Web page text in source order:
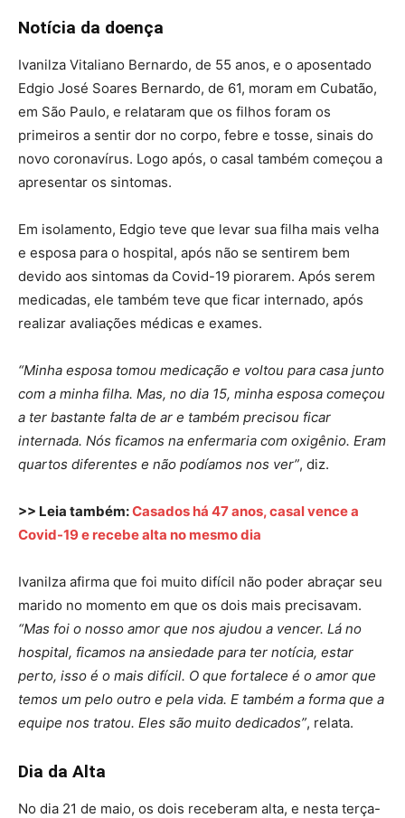
Notícia da doença
Ivanilza Vitaliano Bernardo, de 55 anos, e o aposentado
Edgio José Soares Bernardo, de 61, moram em Cubatão,
em São Paulo, e relataram que os filhos foram os
primeiros a sentir dor no corpo, febre e tosse, sinais do
novo coronavírus. Logo após, o casal também começou a
apresentar os sintomas.
Em isolamento, Edgio teve que levar sua filha mais velha
e esposa para o hospital, após não se sentirem bem
devido aos sintomas da Covid-19 piorarem. Após serem
medicadas, ele também teve que ficar internado, após
realizar avaliações médicas e exames.
“Minha esposa tomou medicação e voltou para casa junto
com a minha filha. Mas, no dia 15, minha esposa começou
a ter bastante falta de ar e também precisou ficar
internada. Nós ficamos na enfermaria com oxigênio. Eram
quartos diferentes e não podíamos nos ver”, diz.
>> Leia também:Casados há 47 anos, casal vence a
Covid-19 e recebe alta no mesmo dia
Ivanilza afirma que foi muito difícil não poder abraçar seu
marido no momento em que os dois mais precisavam.
“Mas foi o nosso amor que nos ajudou a vencer. Lá no
hospital, ficamos na ansiedade para ter notícia, estar
perto, isso é o mais difícil. O que fortalece é o amor que
temos um pelo outro e pela vida. E também a forma que a
equipe nos tratou. Eles são muito dedicados”, relata.
Dia da Alta
No dia 21 de maio, os dois receberam alta, e nesta terça-